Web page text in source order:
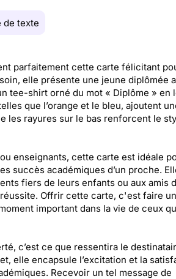
de texte
parfaitement cette carte félicitant
elle présente une jeune diplômée
tee-shirt orné du mot « Diplôme » en
que l’orange et le bleu, ajoutent
les rayures sur le bas renforcent le
enseignants, cette carte est idéale
succès académiques d’un proche.
fiers de leurs enfants ou aux amis
Offrir cette carte, c'est faire
important dans la vie de ceux
c’est ce que ressentira le
elle encapsule l’excitation et la
Recevoir un tel message de